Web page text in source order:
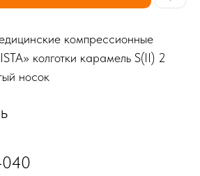
компрессионные
колготки карамель S(II) 2
носок